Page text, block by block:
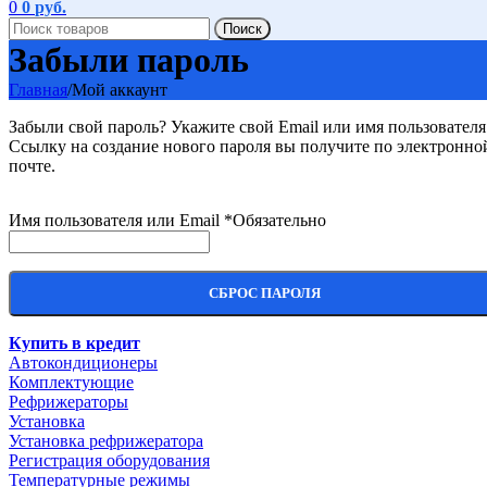
0 0 руб.
Поиск
Забыли пароль
Главная/Мой аккаунт
Забыли свой пароль? Укажите свой Email или имя
Ссылку на создание нового пароля вы получите по
почте.
Имя пользователя или Email *Обязательно
СБРОС ПАРОЛЯ
Купить в кредит
Автокондиционеры
Комплектующие
Рефрижераторы
Установка
Установка рефрижератора
Регистрация оборудования
Температурные режимы